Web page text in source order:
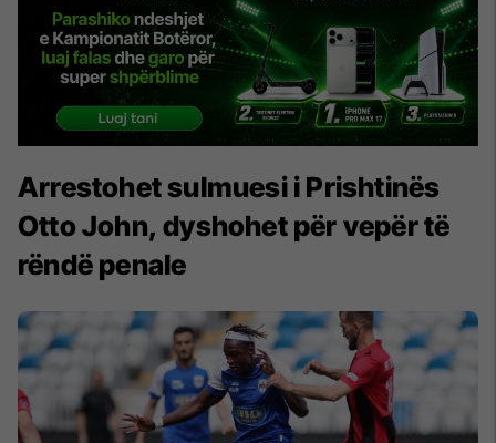
Arrestohet sulmuesi i Prishtinës
Otto John, dyshohet për vepër të
rëndë penale